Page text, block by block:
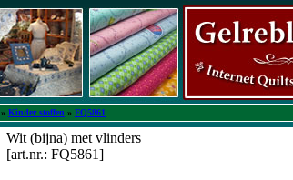
» Kinder stoffen » FQ5861
Wit (bijna) met vlinders
[art.nr.: FQ5861]